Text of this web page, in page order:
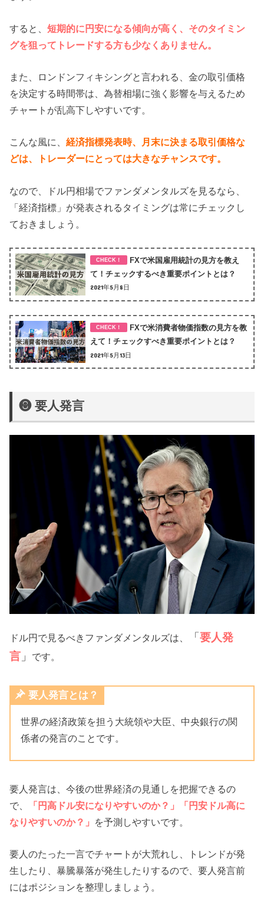
すると、短期的に円安になる傾向が高く、そのタイミン
グを狙ってトレードする方も少なくありません。
また、ロンドンフィキシングと言われる、金の取引価格
を決定する時間帯は、為替相場に強く影響を与えるため
チャートが乱高下しやすいです。
こんな風に、経済指標発表時、月末に決まる取引価格な
どは、トレーダーにとっては大きなチャンスです。
なので、ドル円相場でファンダメンタルズを見るなら、
「経済指標」が発表されるタイミングは常にチェックし
ておきましょう。
FXで米国雇用統計の見方を教え
て！チェックするべき重要ポイントとは？
2021年5月8日
FXで米消費者物価指数の見方を教
えて！チェックすべき重要ポイントとは？
2021年5月13日
❽ 要人発言
ドル円で見るべきファンダメンタルズは、 「要人発
言 」 です。
要人発言とは？
世界の経済政策を担う大統領や大臣、中央銀行の関
係者の発言のことです。
要人発言は、今後の世界経済の見通しを把握できるの
で、
「円高ドル安になりやすいのか？」「円安ドル高に
なりやすいのか？」 を予測しやすいです。
要人のたった一言でチャートが大荒れし、トレンドが発
生したり、暴騰暴落が発生したりするので、要人発言前
にはポジションを整理しましょう。